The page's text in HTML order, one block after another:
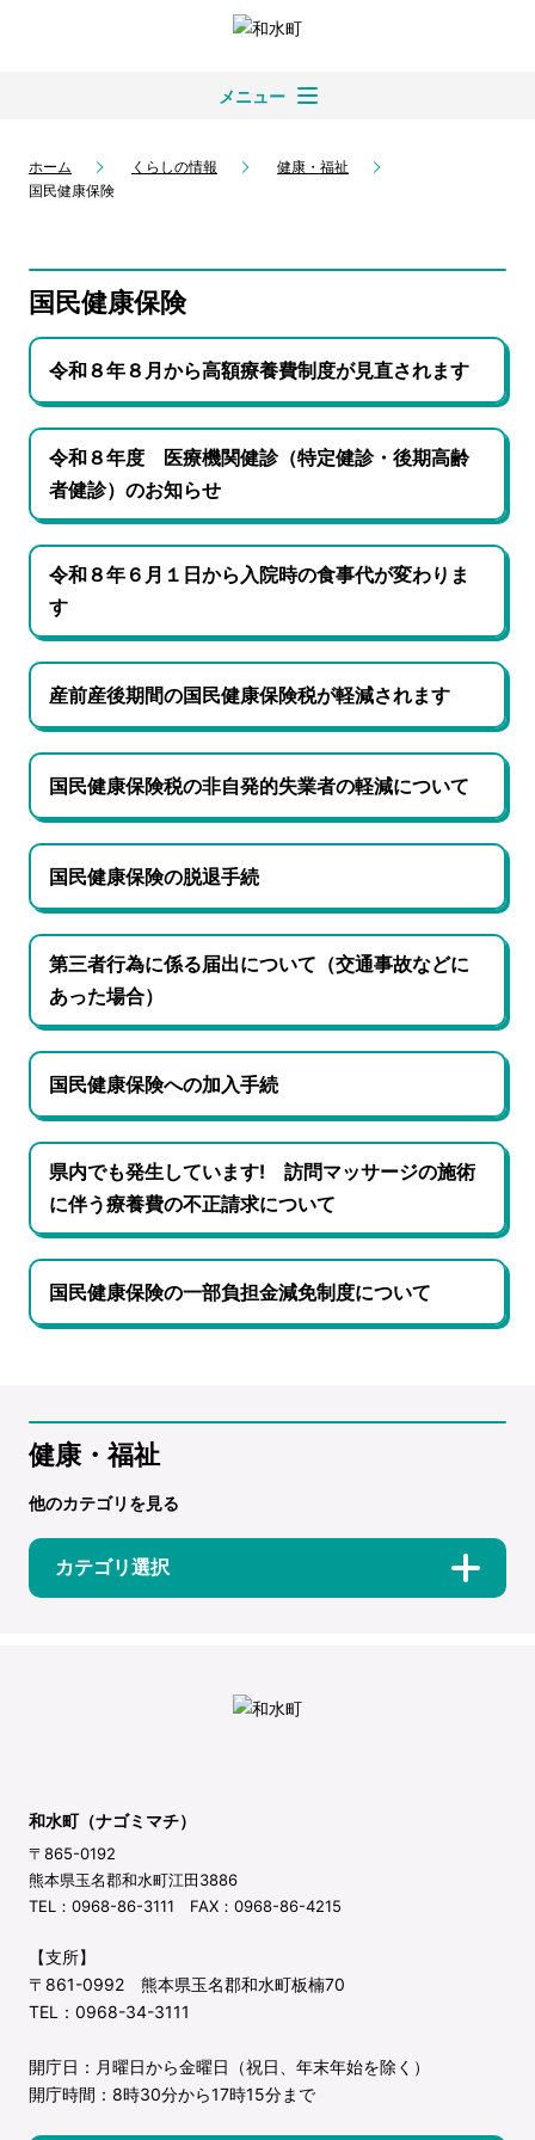
メニュー
ホーム くらしの情報
健康・福祉
国民健康保険
国民健康保険
令和８年８月から高額療養費制度が見直されます
令和８年度 医療機関健診（特定健診・後期高齢
者健診）のお知らせ
令和８年６月１日から入院時の食事代が変わりま
す
産前産後期間の国民健康保険税が軽減されます
国民健康保険税の非自発的失業者の軽減について
国民健康保険の脱退手続
第三者行為に係る届出について（交通事故などに
あった場合）
国民健康保険への加入手続
県内でも発生しています! 訪問マッサージの施術
に伴う療養費の不正請求について
国民健康保険の一部負担金減免制度について
健康・福祉
他のカテゴリを見る
カテゴリ選択
和水町（ナゴミマチ）
〒865-0192
熊本県玉名郡和水町江田3886
TEL：0968-86-3111 FAX：0968-86-4215
【支所】
〒861-0992 熊本県玉名郡和水町板楠70
TEL：0968-34-3111
開庁日：月曜日から金曜日（祝日、年末年始を除く）
開庁時間：8時30分から17時15分まで